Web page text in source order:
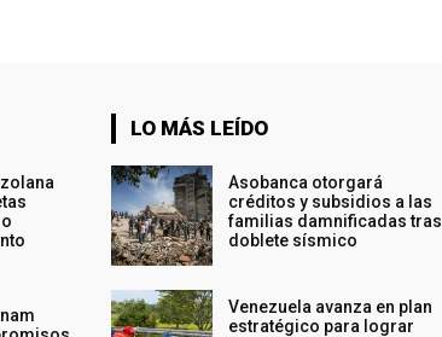
LO MÁS LEÍDO
Asobanca otorgará
créditos y subsidios a las
familias damnificadas tras
doblete sísmico
Venezuela avanza en plan
estratégico para lograr